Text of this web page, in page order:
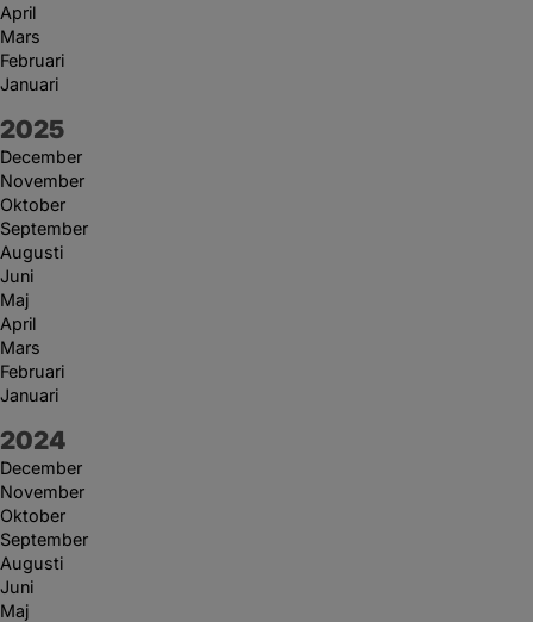
April
Mars
Februari
Januari
År:
2025
December
November
Oktober
September
Augusti
Juni
Maj
April
Mars
Februari
Januari
År:
2024
December
November
Oktober
September
Augusti
Juni
Maj